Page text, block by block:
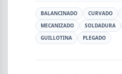
SEGMENTO
BALANCINADO CURVADO
MECANIZADO
SOLDADURA
GUILLOTINA
PLEGADO